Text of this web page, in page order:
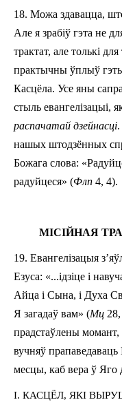
18. Можа здавацца,
Але я зрабіў гэта не
трактат, але толькі
практычны ўплыў
Касцёла. Усе яны
стыль евангелізацыі,
распачатай дзейнасці
нашых штодзённых
Божага слова:
радуйцеся» (Флп 4, 4).
МІСІЙНАЯ
19. Евангелізацыя
Езуса: «...ідзіце і
Айца і Сына, і Духа
Я загадаў вам» (Мц
прадстаўлены момант,
вучняў
месцы, каб вера ў Яго
I. КАСЦЁЛ, ЯКІ